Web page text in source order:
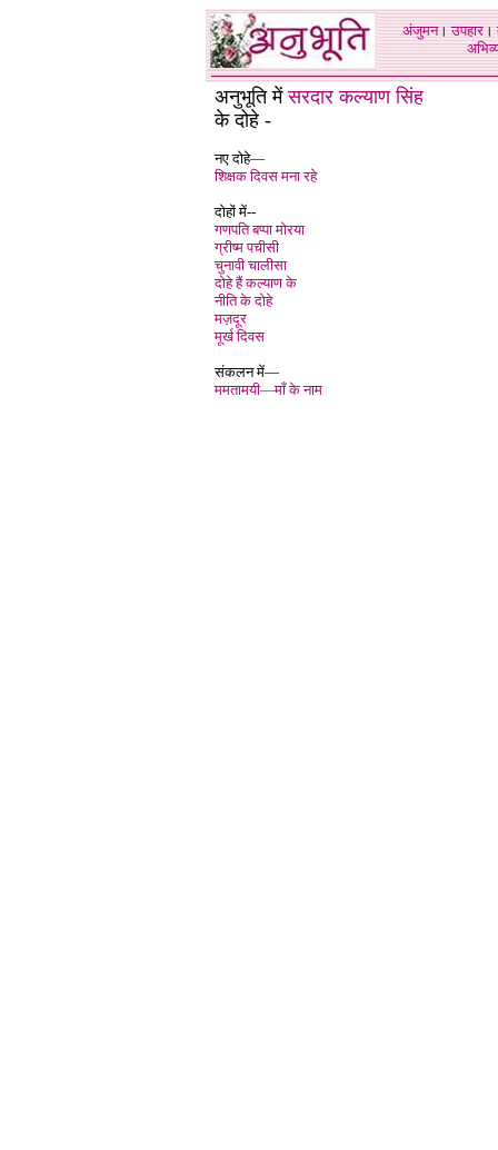
अंजुमन।उपहार।
अनुभूति मेंसरदार कल्याण सिंह
के दोहे -
नए दोहे—
शिक्षक दिवस मना रहे
दोहों में--
गणपति बप्पा मोरया
ग्रीष्म पचीसी
चुनावी चालीसा
दोहे हैं कल्याण के
नीति के दोहे
मज़दूर
मूर्ख दिवस
संकलन में—
ममतामयी—माँ के नाम